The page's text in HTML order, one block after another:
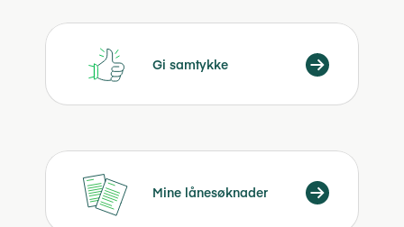
Gi samtykke
Mine lånesøknader